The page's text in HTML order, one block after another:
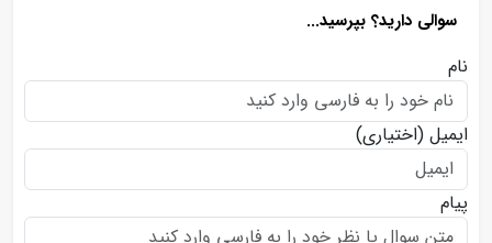
سوالی دارید؟ بپرسید...
نام
ایمیل (اختیاری)
پیام